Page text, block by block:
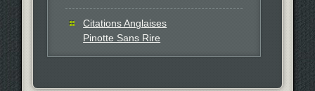
Citations Anglaises
Pinotte Sans Rire